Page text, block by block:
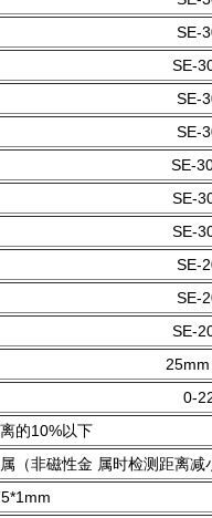
SE-
SE-
SE-
SE-
SE-
SE-
SE-
SE-
SE-
SE-
0-
的10%以下
（非磁性金 属时检测距离减